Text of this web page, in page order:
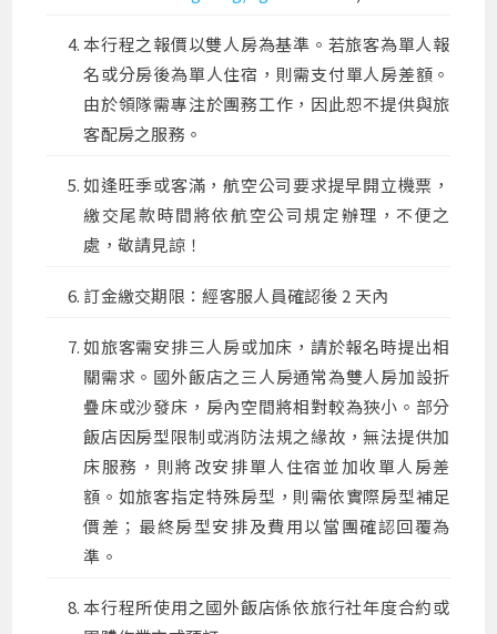
本行程之報價以雙人房為基準。若旅客為單人報
名或分房後為單人住宿，則需支付單人房差額。
由於領隊需專注於團務工作，因此恕不提供與旅
客配房之服務。
如逢旺季或客滿，航空公司要求提早開立機票，
繳交尾款時間將依航空公司規定辦理，不便之
處，敬請見諒！
訂金繳交期限：經客服人員確認後 2 天內
如旅客需安排三人房或加床，請於報名時提出相
關需求。國外飯店之三人房通常為雙人房加設折
疊床或沙發床，房內空間將相對較為狹小。部分
飯店因房型限制或消防法規之緣故，無法提供加
床服務，則將改安排單人住宿並加收單人房差
額。如旅客指定特殊房型，則需依實際房型補足
價差；最終房型安排及費用以當團確認回覆為
準。
本行程所使用之國外飯店係依旅行社年度合約或